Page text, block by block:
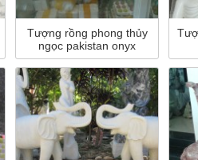
Tượng rồng phong thủy
ngọc pakistan onyx